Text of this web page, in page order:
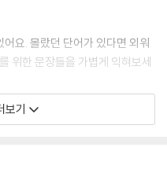
요. 몰랐던 단어가 있다면 외워
위한 문장들을 가볍게 익혀보세
보기